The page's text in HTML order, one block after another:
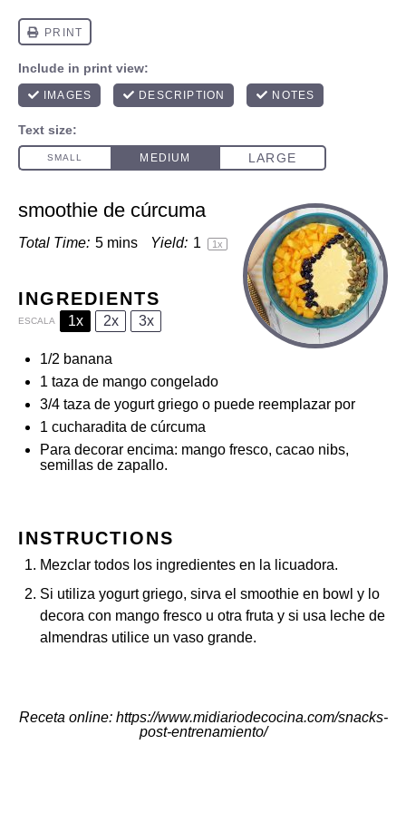
smoothie de cúrcuma
Total Time: 5 mins Yield: 1 1x
INGREDIENTS
ESCALA 1x 2x 3x
1/2 banana
1 taza de mango congelado
3/4 taza de yogurt griego o puede reemplazar por
1 cucharadita de cúrcuma
Para decorar encima: mango fresco, cacao nibs,
semillas de zapallo.
INSTRUCTIONS
Mezclar todos los ingredientes en la licuadora.
Si utiliza yogurt griego, sirva el smoothie en bowl y lo
decora con mango fresco u otra fruta y si usa leche de
almendras utilice un vaso grande.
Receta online: https://www.midiariodecocina.com/snacks-
post-entrenamiento/